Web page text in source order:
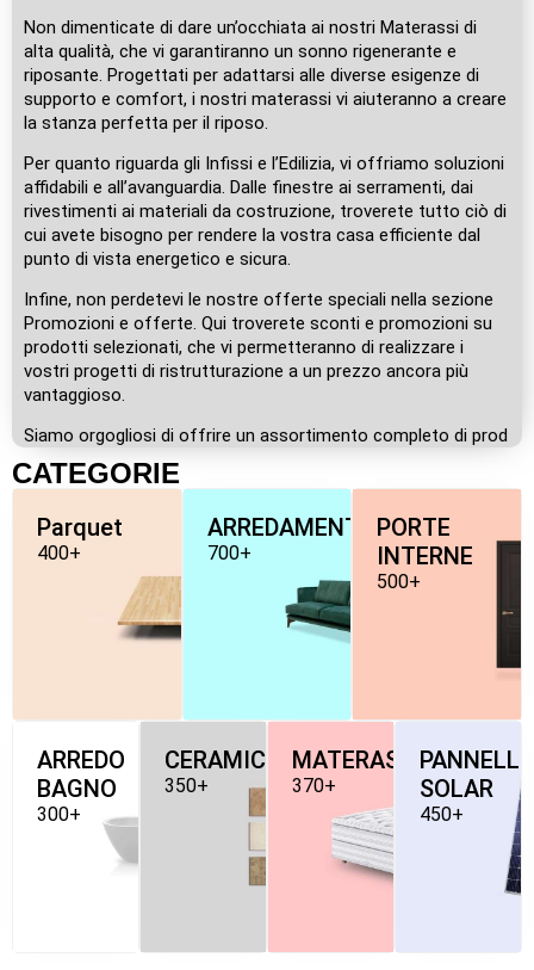
Non dimenticate di dare un’occhiata ai nostri Materassi di
alta qualità, che vi garantiranno un sonno rigenerante e
riposante. Progettati per adattarsi alle diverse esigenze di
supporto e comfort, i nostri materassi vi aiuteranno a creare
la stanza perfetta per il riposo.
Per quanto riguarda gli Infissi e l’Edilizia, vi offriamo soluzioni
affidabili e all’avanguardia. Dalle finestre ai serramenti, dai
rivestimenti ai materiali da costruzione, troverete tutto ciò di
cui avete bisogno per rendere la vostra casa efficiente dal
punto di vista energetico e sicura.
Infine, non perdetevi le nostre offerte speciali nella sezione
Promozioni e offerte. Qui troverete sconti e promozioni su
prodotti selezionati, che vi permetteranno di realizzare i
vostri progetti di ristrutturazione a un prezzo ancora più
vantaggioso.
Siamo orgogliosi di offrire un assortimento completo di prod
CATEGORIE
Parquet
400+
ARREDAMENTO
700+
PORTE
INTERNE
500+
ARREDO
BAGNO
300+
CERAMICHE
350+
MATERASSI
370+
PANNELLI-
SOLAR
450+